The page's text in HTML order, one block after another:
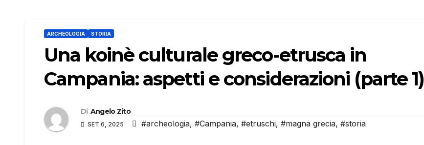
ARCHEOLOGIA STORIA
Una koinè culturale greco-etrusca in
Campania: aspetti e considerazioni (parte 1)
Di Angelo Zito
SET 6, 2025 #archeologia, #Campania, #etruschi, #magna grecia, #storia